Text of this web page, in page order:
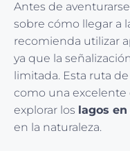
Antes de
sobre cómo llegar a
recomienda utilizar
ya que la
limitada. Esta ruta
como una excelente
explorar los lagos
en la naturaleza.